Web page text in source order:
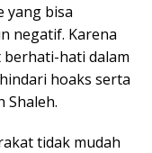
yang bisa
negatif. Karena
hati dalam
hoaks serta
Shaleh.
tidak mudah